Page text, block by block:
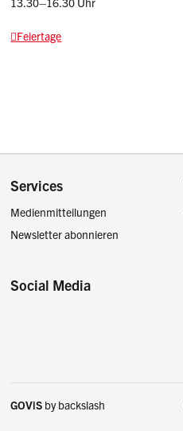
Feiertage
Footer
Services
Medienmitteilungen
Newsletter abonnieren
Social Media
GOViS bybackslash